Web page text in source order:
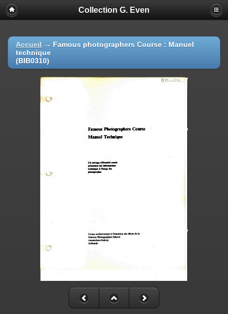
Collection G. Even
Accueil → Famous photographers Course : Manuel
technique
(BIB0310)